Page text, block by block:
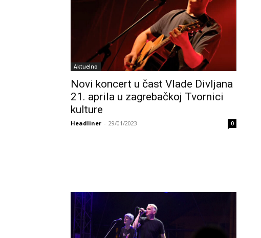
Aktuelno
Novi koncert u čast Vlade Divljana
21. aprila u zagrebačkoj Tvornici
kulture
Headliner - 29/01/2023 0